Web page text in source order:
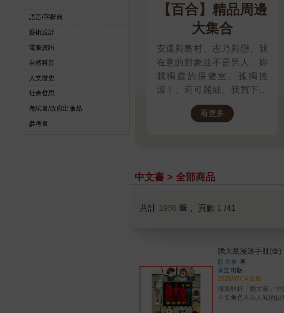
語言/字辭典
藝術設計
電腦資訊
自然科普
人文歷史
社會哲思
考試書/政府出版品
參考書
【百合】精品周邊
大集合
安達與島村、志乃與戀、我
在意的對象並不是男人、妳
我獨處的保健室、孤獨搖
滾！、莉可麗絲、我買下了
與她的每週密會、靠死亡遊
戲混飯吃。相關周邊一次帶
看更多
中文書 > 全部商品
共計 1936 筆， 頁數 1 /41
膽大黨漫迷手冊(全)
龍 幸伸 著
東立 出版
2026/07/14 出版
徹底解析「膽大黨」中
主要角色不為人知的日